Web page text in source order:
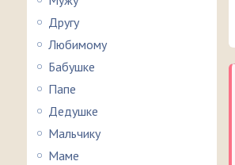
Другу
Любимому
Бабушке
Папе
Дедушке
Мальчику
Маме